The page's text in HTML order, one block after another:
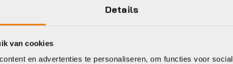
Details
van cookies
en advertenties te personaliseren, om functies voor